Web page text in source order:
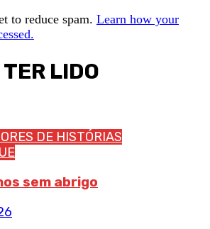
to reduce spam. Learn how your
LIDO
DE HISTÓRIAS
sem abrigo